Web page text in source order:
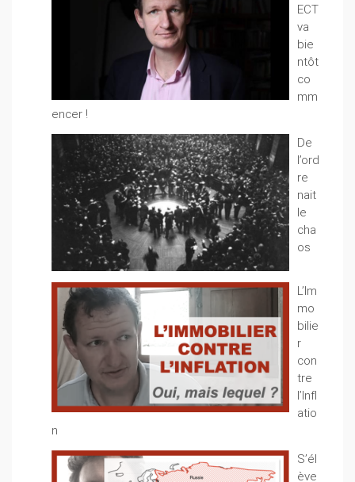
ECT
va
bie
ntôt
co
mm
encer !
De
l’ord
re
nait
le
cha
os
L’Im
mo
bilie
r
con
tre
l’Infl
atio
n
S’él
ève